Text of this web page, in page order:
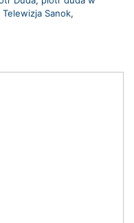
Telewizja Sanok,